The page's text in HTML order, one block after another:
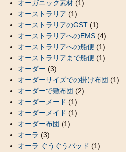
オーガニック素材 (1)
オーストラリア (1)
オーストラリアのGST (1)
オーストラリアへのEMS (4)
オーストラリアへの船便 (1)
オーストラリアまで船便 (1)
オーダー (3)
オーダーサイズでの掛け布団 (1)
オーダーで敷布団 (2)
オーダーメード (1)
オーダーメイド (1)
オーダー布団 (1)
オーラ (3)
オーラ ぐうぐうパッド (1)